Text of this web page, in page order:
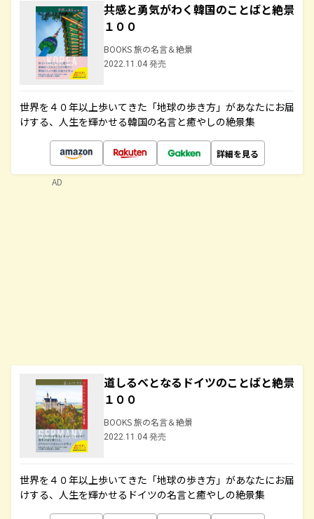
共感と勇気がわく韓国のことばと絶景
１００
BOOKS 旅の名言＆絶景
2022.11.04 発売
世界を４０年以上歩いてきた「地球の歩き方」があなたにお届
けする、人生を輝かせる韓国の名言と癒やしの絶景集
詳細を見る
道しるべとなるドイツのことばと絶景
１００
BOOKS 旅の名言＆絶景
2022.11.04 発売
世界を４０年以上歩いてきた「地球の歩き方」があなたにお届
けする、人生を輝かせるドイツの名言と癒やしの絶景集
AD